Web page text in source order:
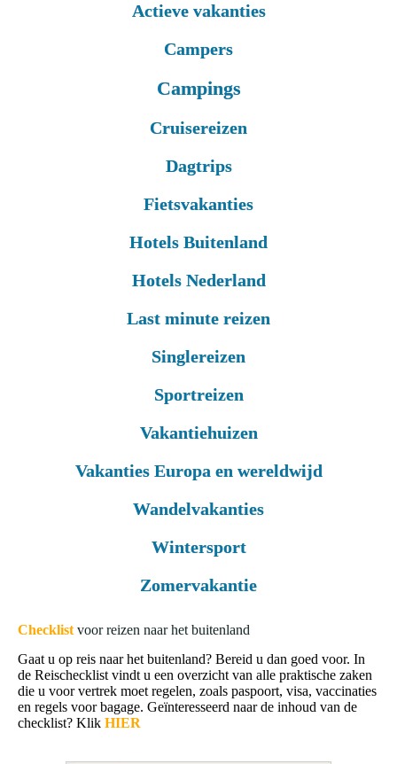
Actieve vakanties
Campers
Campings
Cruisereizen
Dagtrips
Fietsvakanties
Hotels Buitenland
Hotels Nederland
Last minute reizen
Singlereizen
Sportreizen
Vakantiehuizen
Vakanties Europa en wereldwijd
Wandelvakanties
Wintersport
Zomervakantie
Checklist voor reizen naar het buitenland
Gaat u op reis naar het buitenland? Bereid u dan goed voor. In
de Reischecklist vindt u een overzicht van alle praktische zaken
die u voor vertrek moet regelen, zoals paspoort, visa, vaccinaties
en regels voor bagage. Geïnteresseerd naar de inhoud van de
checklist? Klik HIER